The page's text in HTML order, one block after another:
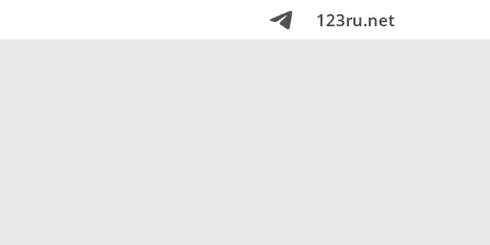
123ru.net